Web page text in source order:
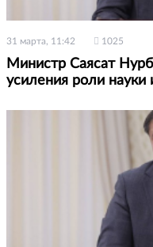
31 марта, 11:42 1025
Министр Саясат
усиления роли науки